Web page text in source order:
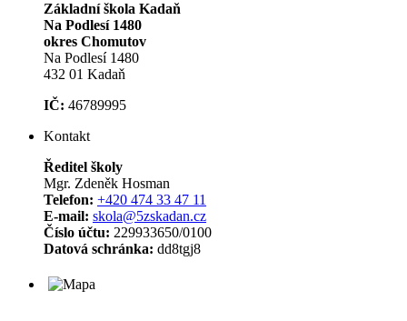
Základní škola Kadaň
Na Podlesí 1480
okres Chomutov
Na Podlesí 1480
432 01 Kadaň
IČ: 46789995
Kontakt
Ředitel školy
Mgr. Zdeněk Hosman
Telefon: +420 474 33 47 11
E-mail: skola@5zskadan.cz
Číslo účtu: 229933650/0100
Datová schránka: dd8tgj8